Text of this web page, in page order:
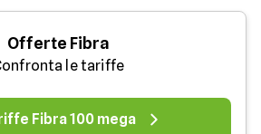
Offerte Fibra
le tariffe
Fibra 100 mega